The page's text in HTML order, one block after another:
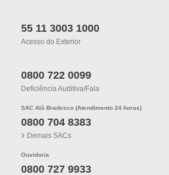
55 11 3003 1000
Acesso do Exterior
0800 722 0099
Deficiência Auditiva/fala
SAC Alô Bradesco (Atendimento 24 horas)
0800 704 8383
Demais SACs
Ouvidoria
0800 727 9933